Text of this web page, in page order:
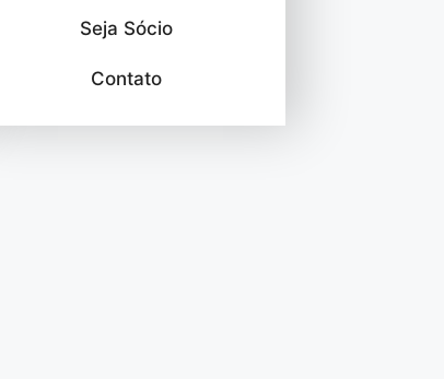
Seja Sócio
Contato